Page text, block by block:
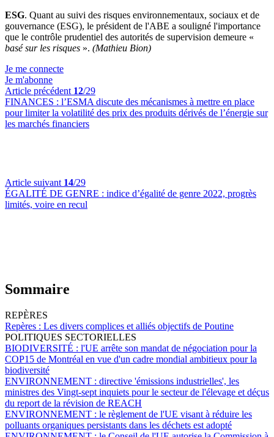
ESG. Quant au suivi des risques environnementaux, sociaux et de
gouvernance (ESG), le président de l'ABE a souligné l'importance
que le contrôle prudentiel des autorités de supervision demeure «
basé sur les risques ». (Mathieu Bion)
Je me connecte
Je m'abonne
Article précédent 12/29
FINANCES : l’ESMA discute des mécanismes à mettre en place
pour limiter la volatilité des prix des produits dérivés de l’énergie sur
les marchés financiers
Article suivant 14/29
ÉGALITÉ DE GENRE : indice d’égalité de genre 2022, progrès
limités, voire en recul
Sommaire
REPÈRES
Repères : Les divers complices et alliés objectifs de Poutine
POLITIQUES SECTORIELLES
BIODIVERSITÉ : l'UE arrête son mandat de négociation pour la
COP15 de Montréal en vue d'un cadre mondial ambitieux pour la
biodiversité
ENVIRONNEMENT : directive 'émissions industrielles', les
ministres des Vingt-sept inquiets pour le secteur de l'élevage et déçus
du report de la révision de REACH
ENVIRONNEMENT : le règlement de l'UE visant à réduire les
polluants organiques persistants dans les déchets est adopté